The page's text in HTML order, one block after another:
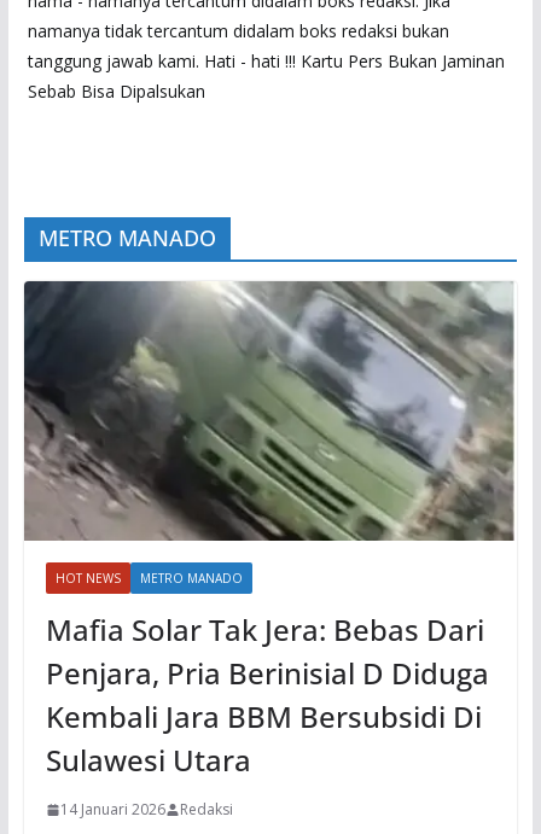
namanya tidak tercantum didalam boks redaksi bukan
tanggung jawab kami. Hati - hati !!! Kartu Pers Bukan Jaminan
Sebab Bisa Dipalsukan
METRO MANADO
HOT NEWS METRO MANADO
Mafia Solar Tak Jera: Bebas Dari
Penjara, Pria Berinisial D Diduga
Kembali Jara BBM Bersubsidi Di
Sulawesi Utara
14 Januari 2026 Redaksi